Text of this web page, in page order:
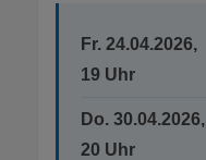
Fr. 24.04.2026,
19 Uhr
Do. 30.04.2026,
20 Uhr